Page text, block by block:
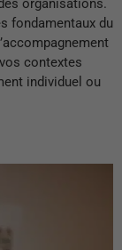
organisations.
fondamentaux du
contextes
individuel ou